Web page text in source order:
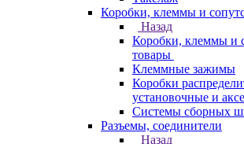
Коробки, клеммы и
Назад
Коробки, клеммы и
товары
Клеммные зажимы
Коробки
установочные и
Системы сборных
Разъемы, соединители
Назад